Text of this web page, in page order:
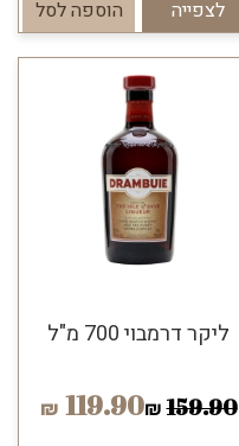
לצפייה הוספה לסל
ליקר דרמבוי 700 מ"ל
159.90
₪
119.90
₪